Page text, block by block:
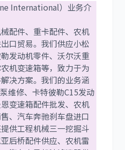
上柴
川崎
International）业务介
配件、重卡配件、农机
口贸易。我们供应小松
发动机零件、沃尔沃重
机变速箱等，致力于为
决方案。我们的业务涵
维修、卡特彼勒C15发动
变速箱配件批发、农机
、汽车奔驰刹车盘进口
供工程机械三一挖掘斗
后桥配件供应、农机雷